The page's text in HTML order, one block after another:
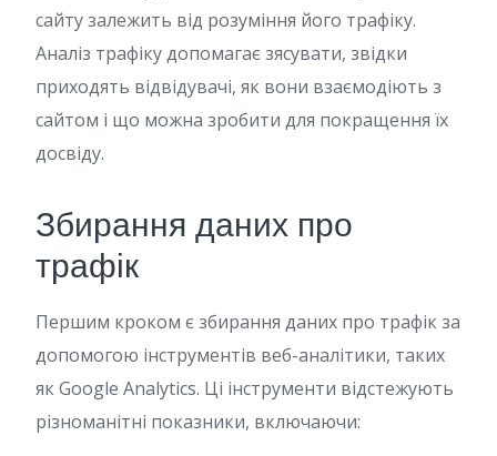
сайту залежить від розуміння його трафіку.
Аналіз трафіку допомагає зясувати, звідки
приходять відвідувачі, як вони взаємодіють з
сайтом і що можна зробити для покращення їх
досвіду.
Збирання даних про
трафік
Першим кроком є збирання даних про трафік за
допомогою інструментів веб-аналітики, таких
як Google Analytics. Ці інструменти відстежують
різноманітні показники, включаючи: